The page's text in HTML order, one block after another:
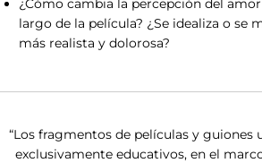
Si.
Deseo oír poesía Ulrich.
largo de la película? ¿Se idealiza o se
más realista y dolorosa?
“Los fragmentos de películas y guiones
exclusivamente educativos, en el